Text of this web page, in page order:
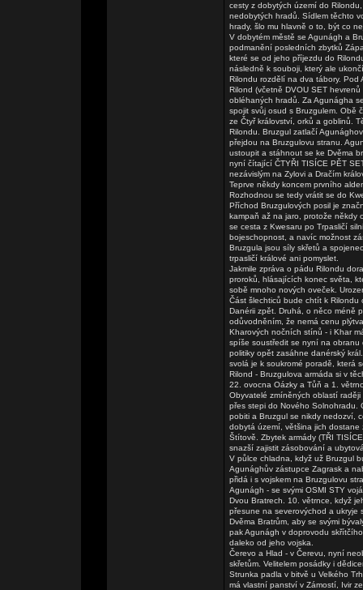
cesty z dobytých území do
nedobytých hradů. Sídlem těchto
hrady, šlo mu hlavně o to, být co
V dobytém městě se Agunágh a
podmanění posledních zbytků
které se od jeho příjezdu do
následně k souboji, který ale
Rilondu rozdělí na dva tábory. Pod
Rilond (včetně DVOU SET
obléhaných hradů. Za Agunágha
spojit svůj osud s Bruzgulem. Obě
ze Čtyř království, orků a goblinů.
Rilondu. Bruzgul zatlačí
přejdou na Bruzgulovu stranu.
ustoupit a stáhnout se ke Dvěma
nyní čítající ČTYŘI TISÍCE PĚT
nezávislým na Zylovi a Dračím
Teprve někdy koncem prvního
Rozhodnou se tedy vrátit se do
Příchod Bruzgulových posil je
kampaň až na jaro, protože někdy
se cesta z Kwesaru po Trpasličí
bojeschopnost, a navíc možnost
Bruzgula jsou síly skřetů a
trpasličí králové ani pomyslet.
Jakmile zpráva o pádu Rilondu
proroků, hlásajících konec světa,
sobě mnoho nových oveček.
Část šlechticů bude chtít k Rilondu
Danérii zpět. Druhá, o něco méně
odůvodněním, že nemá cenu
Kharových nočních stínů - i Khar
spíše soustředit se nyní na
politiky opět zasáhne danérský
svolá je k soukromé poradě, která
Rilond - Bruzgulova armáda si v
22. ovocna Oázky a Tůň a 1.
Obyvatelé zmíněných oblastí
přes stepi do Nového Solnohradu.
pobiti a Bruzgul se nikdy nedozví,
dobytá území, většina jich
Štítově. Zbytek armády (TŘI
snazší zajistit zásobování a
V půlce chladna, když už Bruzgul
Agunághův zástupce Zagrask a
přidá i s vojskem na Bruzgulovu
Agunágh - se svými OSMI STY
Dvou Bratrech. 10. větrnce, když
přesune na severovýchod a ukryje
Dvěma Bratrům, aby se svými
pak Agunágh v doprovodu
daleko od jeho vojska.
Čerevo a Hlad - v Čerevu, nyní
skřetům. Velitelem posádky i
Strunka padla v bitvě u Velkého
má vlastní panství v Zámostí, Ivir